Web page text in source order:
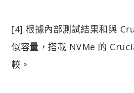
[4] 根據內部測試結果和與
似容量，搭載 NVMe 的
較。